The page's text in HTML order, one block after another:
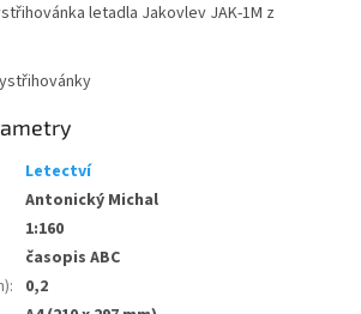
letadla Jakovlev JAK-1M z
Letectví
Antonický Michal
1:160
časopis ABC
: 0,2